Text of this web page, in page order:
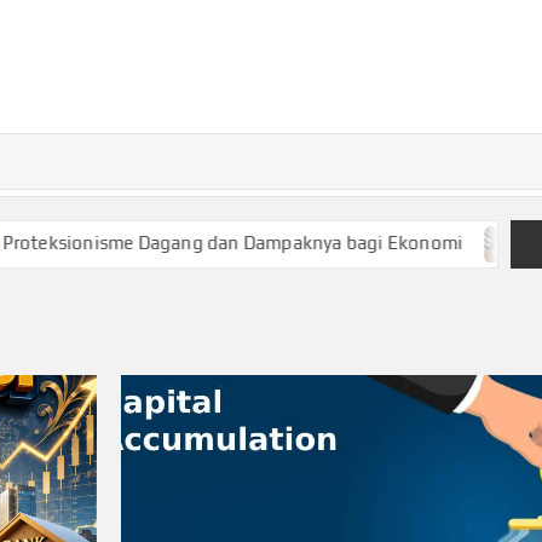
Dagang dan Dampaknya bagi Ekonomi